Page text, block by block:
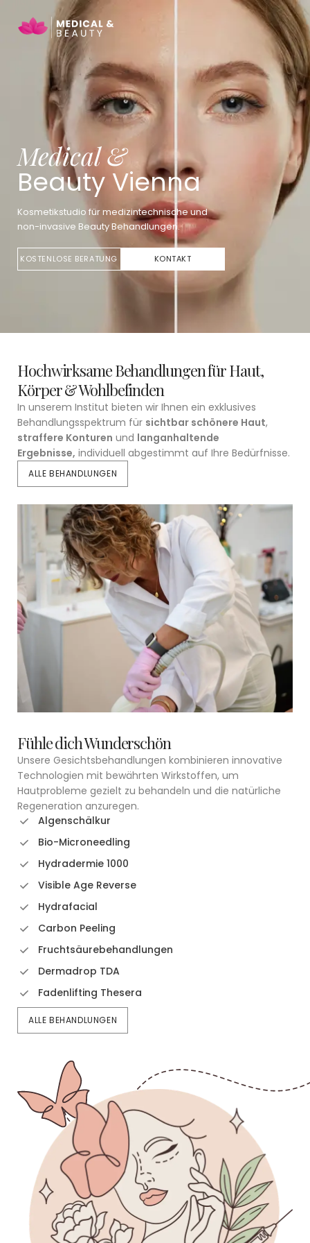
Medical &
Beauty Vienna
Kosmetikstudio für medizintechnische und
non-invasive Beauty Behandlungen.
KOSTENLOSE BERATUNG KONTAKT
Hochwirksame Behandlungen für Haut,
Körper & Wohlbefinden
In unserem Institut bieten wir Ihnen ein exklusives
Behandlungsspektrum für sichtbar schönere Haut,
straffere Konturen und langanhaltende
Ergebnisse, individuell abgestimmt auf Ihre Bedürfnisse.
ALLE BEHANDLUNGEN
Fühle dich Wunderschön
Unsere Gesichtsbehandlungen kombinieren innovative
Technologien mit bewährten Wirkstoffen, um
Hautprobleme gezielt zu behandeln und die natürliche
Regeneration anzuregen.
Algenschälkur
Bio-Microneedling
Hydradermie 1000
Visible Age Reverse
⁠Hydrafacial
Carbon Peeling
Fruchtsäurebehandlungen
Dermadrop TDA
Fadenlifting Thesera
ALLE BEHANDLUNGEN